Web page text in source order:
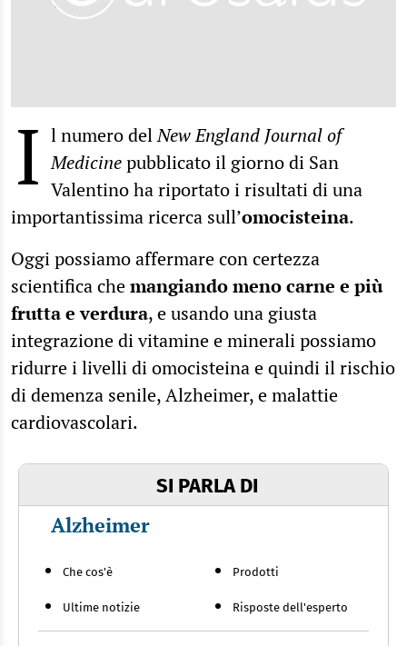
I l numero delNew England Journal of
Medicinepubblicato il giorno di San
Valentino ha riportato i risultati di una
importantissima ricerca sull’omocisteina.
Oggi possiamo affermare con certezza
scientifica chemangiando meno carne e più
frutta e verdura, e usando una giusta
integrazione di vitamine e minerali possiamo
ridurre i livelli di omocisteina e quindi il rischio
di demenza senile, Alzheimer, e malattie
cardiovascolari.
SI PARLA DI
Alzheimer
Che cos'è
Ultime notizie
Prodotti
Risposte dell'esperto